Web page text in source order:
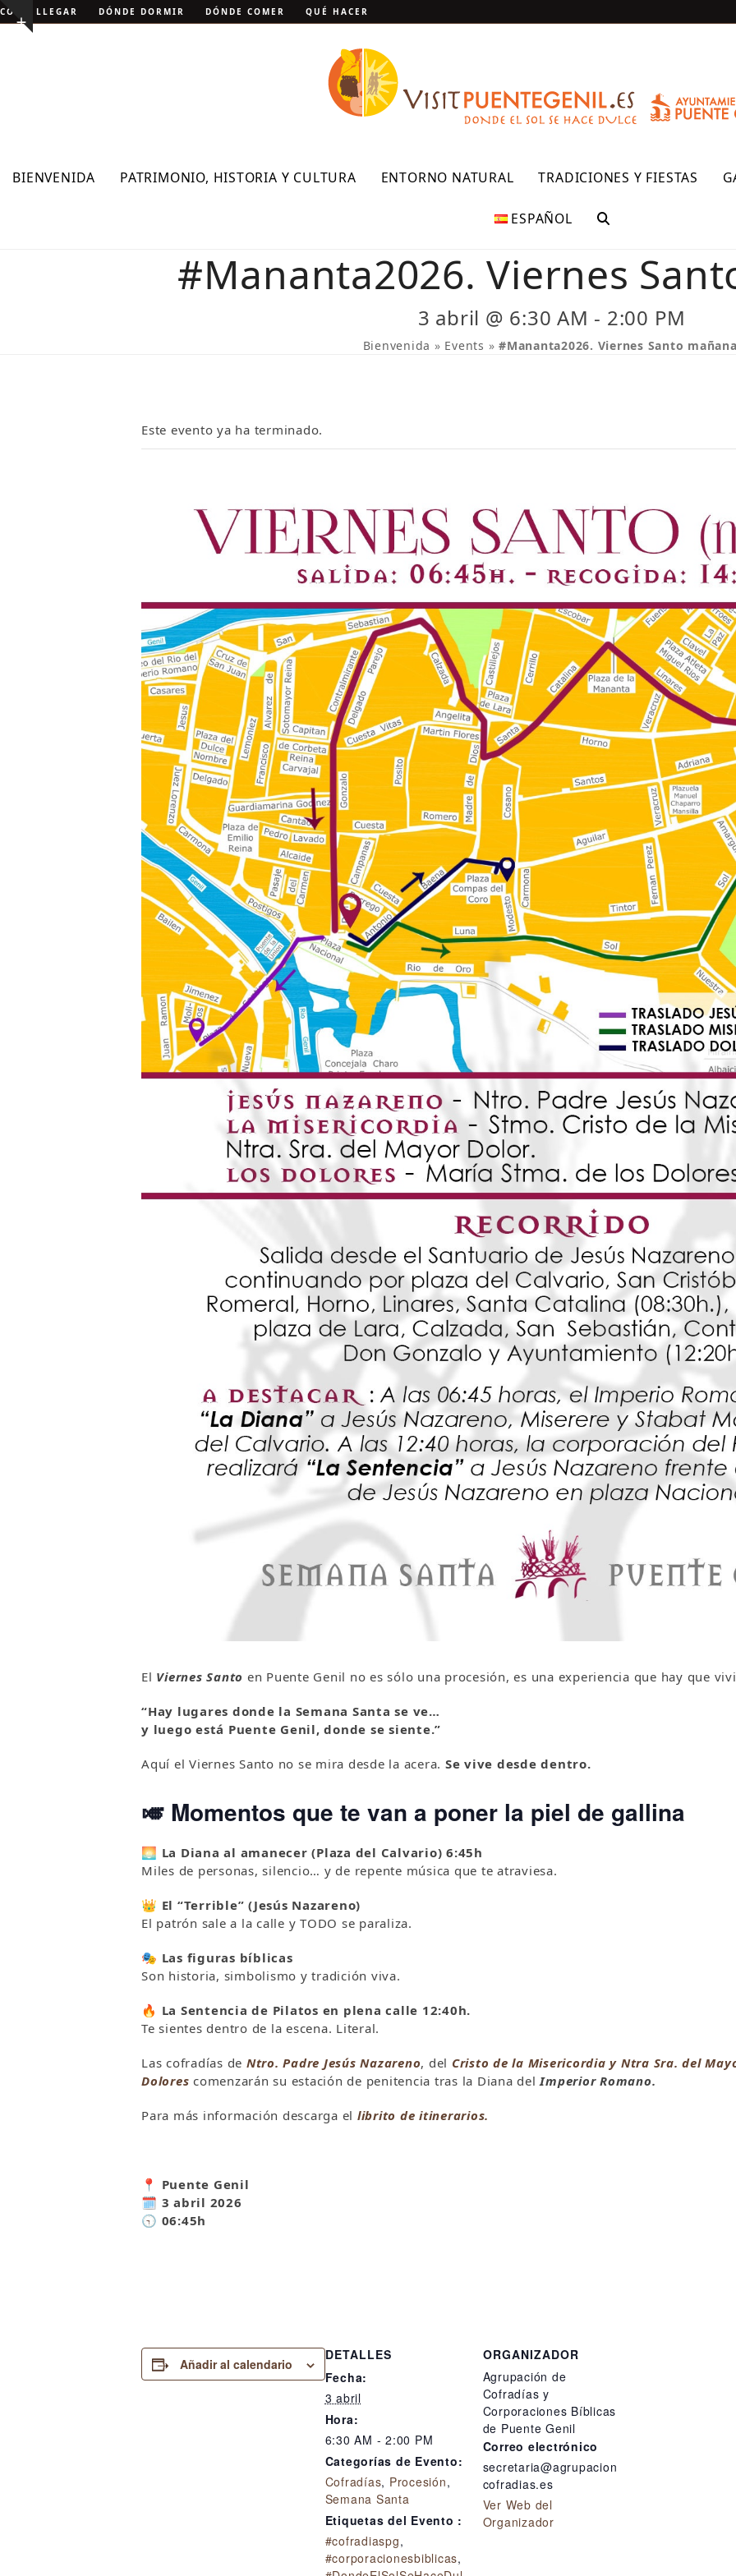
Skip
to Show
CÓMO LLEGAR DÓNDE DORMIR DÓNDE COMER QUÉ HACER
BIENVENIDA PATRIMONIO, HISTORIA Y CULTURA ENTORNO NATURAL TRADICIONES Y FIESTAS
ESPAÑOL
#Mananta2026. Viernes
3 abril @ 6:30 AM - 2:00 PM
Bienvenida » Events »#Mananta2026. Viernes Santo
Este evento ya ha terminado.
El Viernes Santo en Puente Genil no es sólo una procesión, es una experiencia que hay que
“Hay lugares donde la Semana Santa se ve…
y luego está Puente Genil, donde se siente.”
Aquí el Viernes Santo no se mira desde la acera. Se vive desde dentro.
🎺 Momentos que te van a poner la piel de gallina
🌅 La Diana al amanecer (Plaza del Calvario) 6:45h
Miles de personas, silencio… y de repente música que te atraviesa.
👑 El “Terrible” (Jesús Nazareno)
El patrón sale a la calle y TODO se paraliza.
🎭 Las figuras bíblicas
Son historia, simbolismo y tradición viva.
🔥 La Sentencia de Pilatos en plena calle 12:40h.
Te sientes dentro de la escena. Literal.
Las cofradías de Ntro. Padre Jesús Nazareno, del Cristo de la Misericordia y Ntra Sra. del
Dolores comenzarán su estación de penitencia tras la Diana delImperior Romano.
Para más información descarga el librito de itinerarios.
📍 Puente Genil
🗓️ 3 abril 2026
🕤 06:45h
Añadir al calendario
DETALLES
Fecha:
3 abril
Hora:
6:30 AM - 2:00 PM
Categorías de Evento:
Cofradías, Procesión,
Semana Santa
Etiquetas del Evento :
#cofradiaspg,
#corporacionesbiblicas,
ORGANIZADOR
Agrupación de
Cofradías y
Corporaciones Bíblicas
de Puente Genil
Correo electrónico
secretaria@agrupacion
cofradias.es
Ver Web del
Organizador